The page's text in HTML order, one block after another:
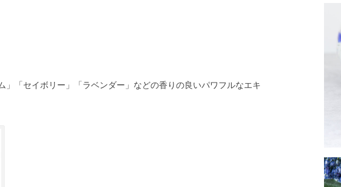
「セイボリー」「ラベンダー」などの香りの良いパワフルなエキ